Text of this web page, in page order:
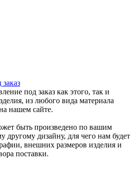
под заказ как этого, так и
из любого вида материала
нашем сайте.
быть произведено по вашим
другому дизайну, для чего нам будет
внешних размеров изделия и
поставки.